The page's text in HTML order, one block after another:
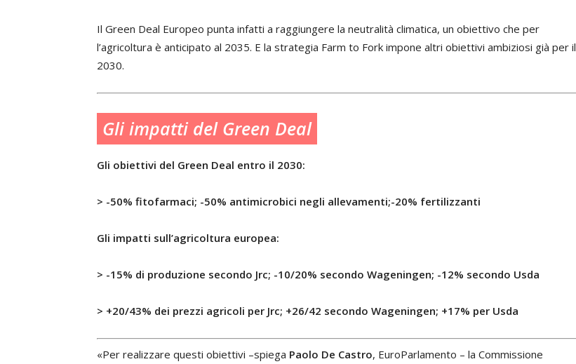
Il Green Deal Europeo punta infatti a raggiungere la neutralità climatica, un obiettivo che per
l’agricoltura è anticipato al 2035. E la strategia Farm to Fork impone altri obiettivi ambiziosi già per il
2030.
Gli impatti del Green Deal
Gli obiettivi del Green Deal entro il 2030:
> -50% fitofarmaci; -50% antimicrobici negli allevamenti;-20% fertilizzanti
Gli impatti sull’agricoltura europea:
> -15% di produzione secondo Jrc; -10/20% secondo Wageningen; -12% secondo Usda
> +20/43% dei prezzi agricoli per Jrc; +26/42 secondo Wageningen; +17% per Usda
«Per realizzare questi obiettivi –spiega Paolo De Castro, EuroParlamento – la Commissione